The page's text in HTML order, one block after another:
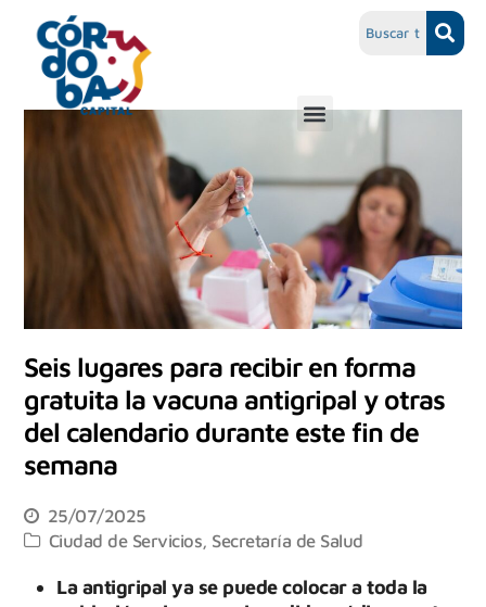
Seis lugares para recibir en forma
gratuita la vacuna antigripal y otras
del calendario durante este fin de
semana
25/07/2025
Ciudad de Servicios Secretaría de Salud
La antigripal ya se puede colocar a toda la